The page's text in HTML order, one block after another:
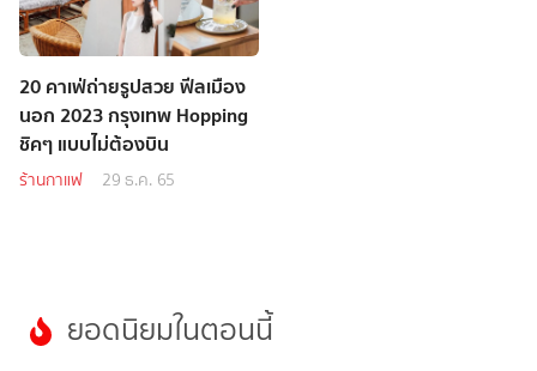
20 คาเฟ่ถ่ายรูปสวย ฟีลเมือง
นอก 2023 กรุงเทพ Hopping
ชิคๆ แบบไม่ต้องบิน
ร้านกาแฟ 29 ธ.ค. 65
ยอดนิยมในตอนนี้